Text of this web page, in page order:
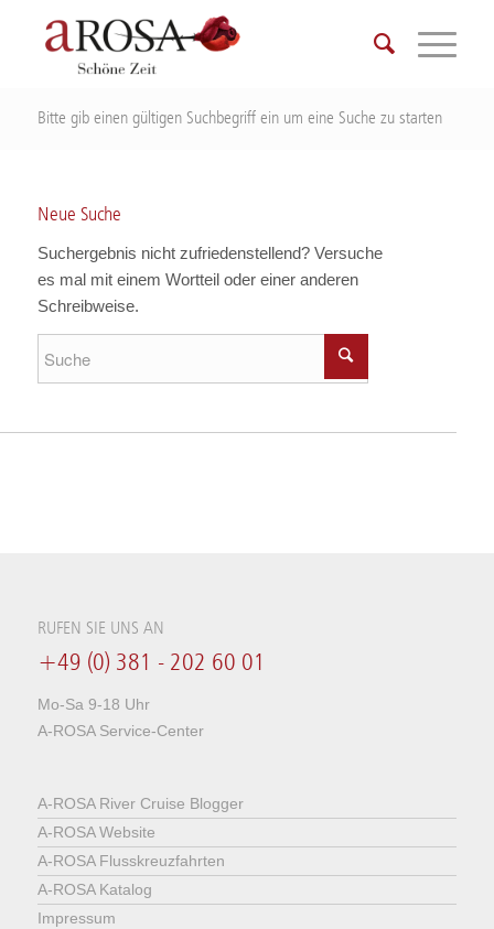
Bitte gib einen gültigen Suchbegriff ein um eine Suche zu starten
Neue Suche
Suchergebnis nicht zufriedenstellend? Versuche
es mal mit einem Wortteil oder einer anderen
Schreibweise.
RUFEN SIE UNS AN
+49 (0) 381 - 202 60 01
Mo-Sa 9-18 Uhr
A-ROSA Service-Center
A-ROSA River Cruise Blogger
A-ROSA Website
A-ROSA Flusskreuzfahrten
A-ROSA Katalog
Impressum